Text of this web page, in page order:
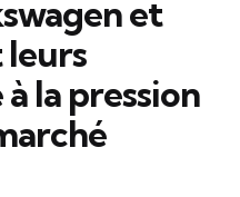
et
leurs
la pression